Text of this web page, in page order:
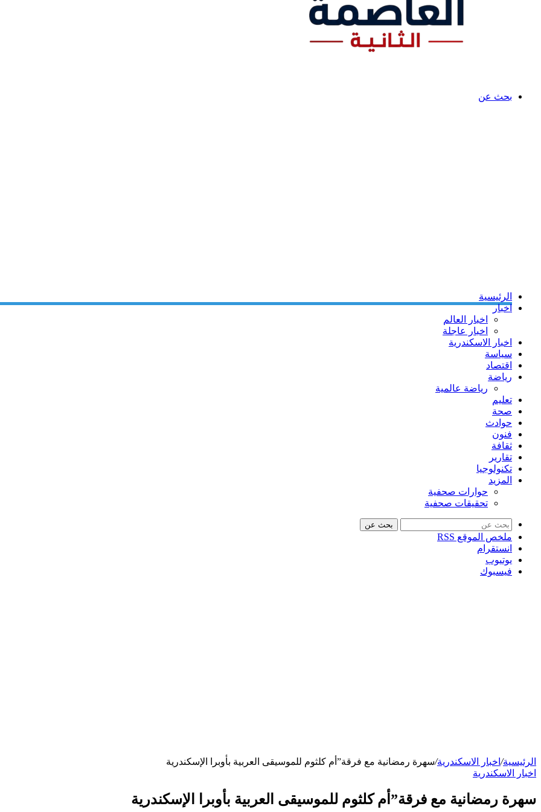
بحث عن
الرئيسية
اخبار
اخبار العالم
اخبار عاجلة
اخبار الاسكندرية
سياسة
اقتصاد
رياضة
رياضة عالمية
تعليم
صحة
حوادث
فنون
ثقافة
تقارير
تكنولوجيا
المزيد
حوارات صحفية
تحقيقات صحفية
بحث عن
ملخص الموقع RSS
انستقرام
يوتيوب
فيسبوك
الرئيسية/ اخبار الاسكندرية/سهرة رمضانية مع فرقة”أم كلثوم للموسيقى العربية بأوبرا الإسكندرية
اخبار الاسكندرية
سهرة رمضانية مع فرقة”أم كلثوم للموسيقى العربية بأوبرا الإسكندرية